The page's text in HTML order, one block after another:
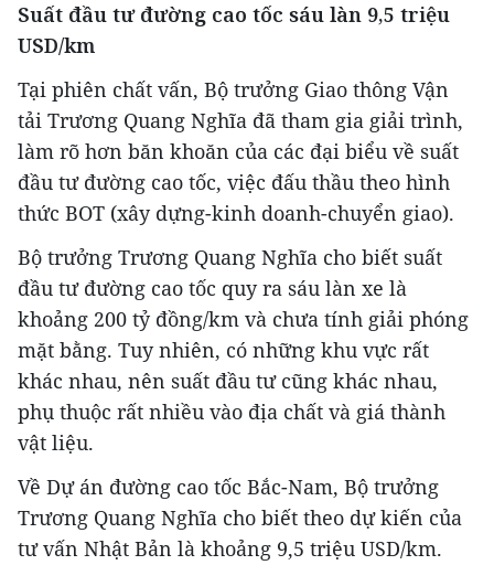
Suất đầu tư đường cao tốc sáu làn 9,5 triệu
USD/km
Tại phiên chất vấn, Bộ trưởng Giao thông Vận
tải Trương Quang Nghĩa đã tham gia giải trình,
làm rõ hơn băn khoăn của các đại biểu về suất
đầu tư đường cao tốc, việc đấu thầu theo hình
thức BOT (xây dựng-kinh doanh-chuyển giao).
Bộ trưởng Trương Quang Nghĩa cho biết suất
đầu tư đường cao tốc quy ra sáu làn xe là
khoảng 200 tỷ đồng/km và chưa tính giải phóng
mặt bằng. Tuy nhiên, có những khu vực rất
khác nhau, nên suất đầu tư cũng khác nhau,
phụ thuộc rất nhiều vào địa chất và giá thành
vật liệu.
Về Dự án đường cao tốc Bắc-Nam, Bộ trưởng
Trương Quang Nghĩa cho biết theo dự kiến của
tư vấn Nhật Bản là khoảng 9,5 triệu USD/km.